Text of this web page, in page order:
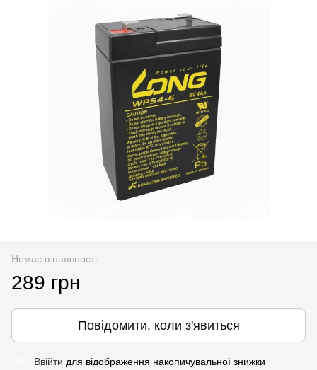
Немає в наявності
289 грн
Повідомити, коли з'явиться
Ввійти для відображення накопичувальної знижки